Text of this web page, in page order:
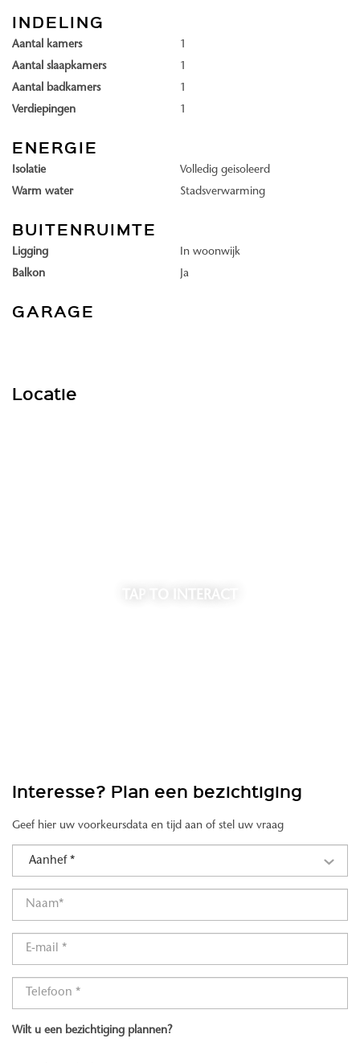
komt aan de Fokkerhaven, een mooie plek waar je ook PuuRR aan
de Binck en Restaurant Glaswerk vindt. Het gebied, aan de rand van
Den Haag en grenzend aan Voorburg, is straks dus in niks meer te
Linck wordt een natuurinclusief. Oké, maar wat is dat dan precies,
dat dieren en planten hun plek kunnen vinden en dat het gebouw
niet als obstakel werkt maar juist als verbinder. Tussen het gebouw,
de bewoners en de natuur.
INDELING
Aantal kamers
1
Aantal slaapkamers
1
Aantal badkamers
1
Verdiepingen
1
ENERGIE
Isolatie
Volledig geisoleerd
Warm water
Stadsverwarming
BUITENRUIMTE
Ligging
In woonwijk
Balkon
Ja
GARAGE
Locatie
TAP TO INTERACT
Interesse? Plan een bezichtiging
Geef hier uw voorkeursdata en tijd aan of stel uw vraag
Aanhef *
Wilt u een bezichtiging plannen?